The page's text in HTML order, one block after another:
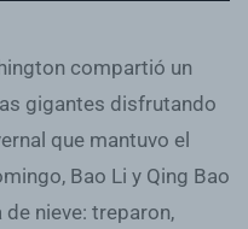
compartió un
gigantes disfrutando
que mantuvo el
Bao Li y Qing Bao
nieve: treparon,